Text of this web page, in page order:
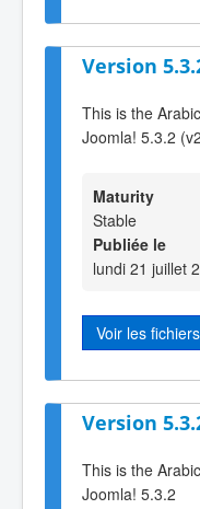
Version
This is the
Joomla! 5.3.2
Maturity
Stable
Publiée le
lundi 21 juillet
Voir les fichiers
Version
This is the
Joomla! 5.3.2